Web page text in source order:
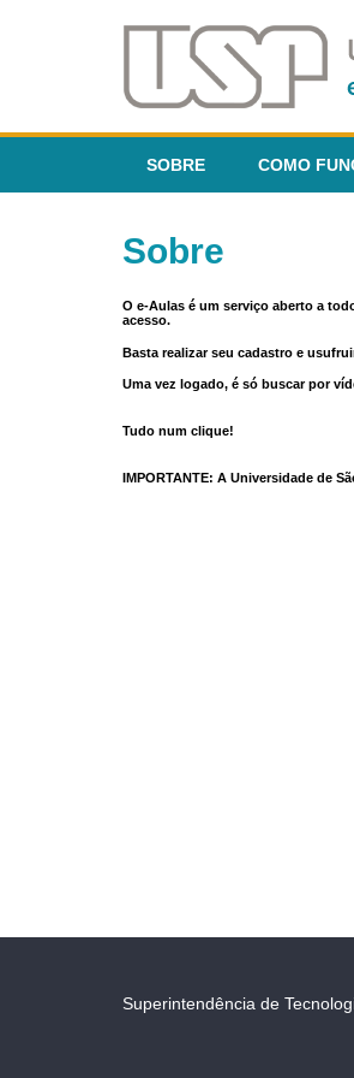
SOBRE COMO
Sobre
O e-Aulas é um serviço aberto a
acesso.
Basta realizar seu cadastro e
Uma vez logado, é só buscar por
Tudo num clique!
IMPORTANTE: A Universidade de
Superintendência de